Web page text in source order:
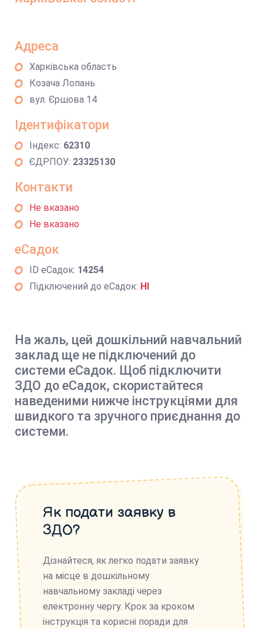
Адреса
Харківська область
Козача Лопань
вул. Єршова 14
Ідентифікатори
Індекс: 62310
ЄДРПОУ: 23325130
Контакти
Не вказано
Не вказано
еСадок
ID еСадок: 14254
Підключений до еСадок: НІ
На жаль, цей дошкільний навчальний
заклад ще не підключений до
системи еСадок. Щоб підключити
ЗДО до еСадок, скористайтеся
наведеними нижче інструкціями для
швидкого та зручного приєднання до
системи.
Як подати заявку в
ЗДО?
Дізнайтеся, як легко подати заявку
на місце в дошкільному
навчальному закладі через
електронну чергу. Крок за кроком
інструкція та корисні поради для